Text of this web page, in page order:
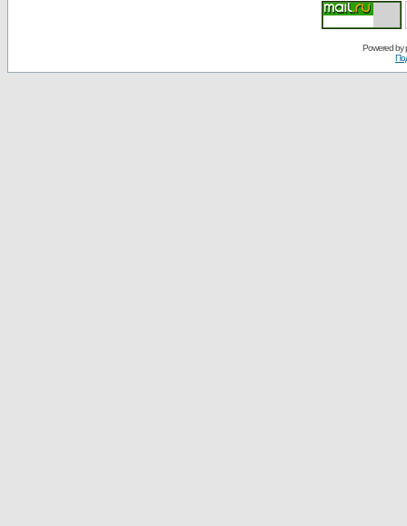
Powered by